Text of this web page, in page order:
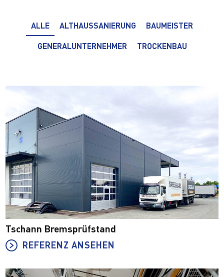
ALLE ALTHAUSSANIERUNG
BAUMEISTER
GENERALUNTERNEHMER
TROCKENBAU
Tschann Bremsprüfstand
REFERENZ ANSEHEN